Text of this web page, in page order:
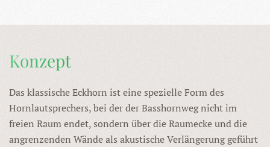
Konzept
Das klassische Eckhorn ist eine spezielle Form des
Hornlautsprechers, bei der der Basshornweg nicht im
freien Raum endet, sondern über die Raumecke und die
angrenzenden Wände als akustische Verlängerung geführt